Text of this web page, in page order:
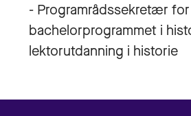
- Programrådssekretær for
bachelorprogrammet i
lektorutdanning i historie